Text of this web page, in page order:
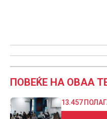
ПОВЕЌЕ НА ОВАА
13.457